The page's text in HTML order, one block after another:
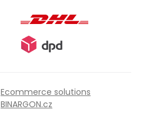
Ecommerce solutions
BINARGON.cz